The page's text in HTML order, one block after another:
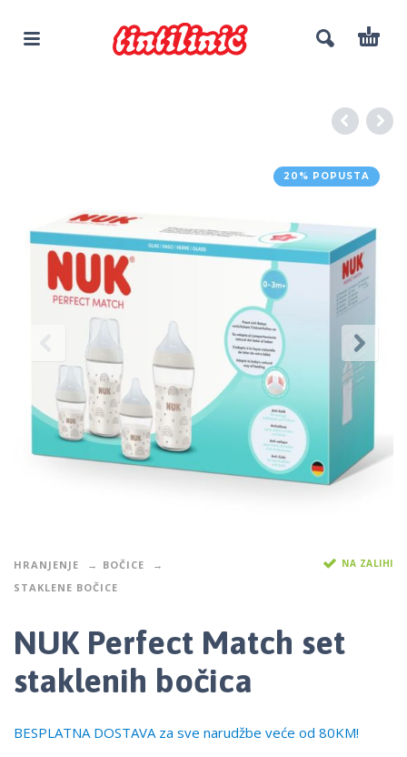
20% POPUSTA
HRANJENJE
BOČICE
STAKLENE BOČICE
NA ZALIHI
NUK Perfect Match set
staklenih bočica
BESPLATNA DOSTAVA za sve narudžbe veće od 80KM!